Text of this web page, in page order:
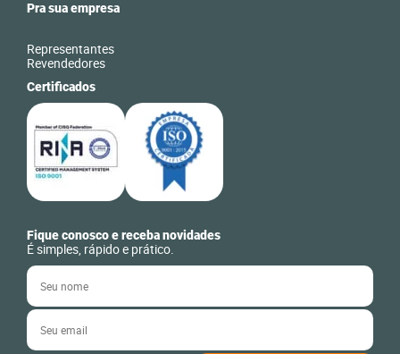
Pra sua empresa
Representantes
Revendedores
Certificados
Fique conosco e receba novidades
É simples, rápido e prático.